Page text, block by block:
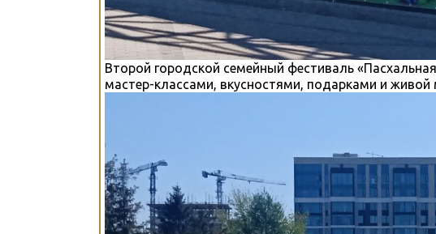
Второй городской семейный фестиваль
мастер-классами, вкусностями, подарками и живой